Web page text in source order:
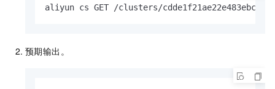
aliyun cs GET /clusters/
预期输出。